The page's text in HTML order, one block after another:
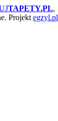
TAPETY.PL,
Projekt egzyl.pl